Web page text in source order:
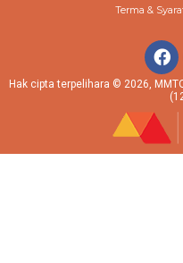
Terma &
Hak cipta terpelihara © 2026,